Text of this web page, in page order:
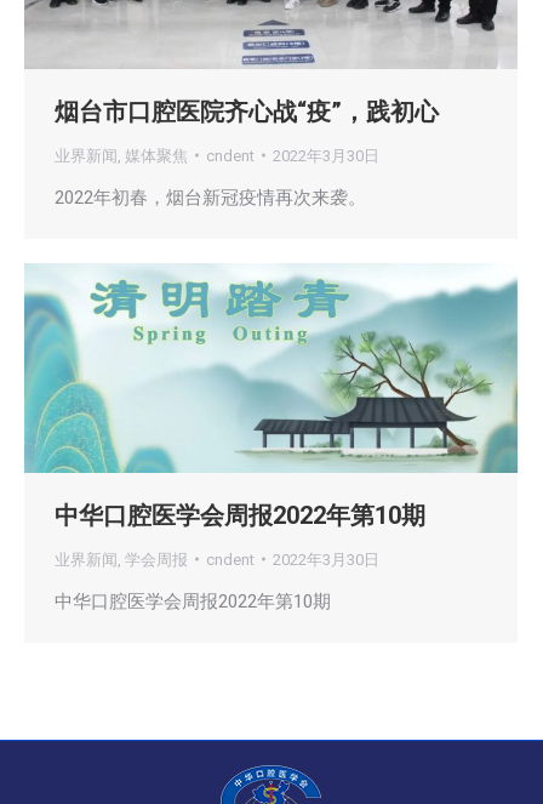
烟台市口腔医院齐心战“疫”，践初心
业界新闻 媒体聚焦 cndent 2022年3月30日
2022年初春，烟台新冠疫情再次来袭。
中华口腔医学会周报2022年第10期
业界新闻 学会周报 cndent 2022年3月30日
中华口腔医学会周报2022年第10期